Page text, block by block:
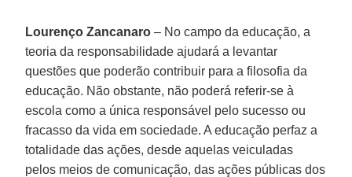
Lourenço Zancanaro – No campo da educação, a
teoria da responsabilidade ajudará a levantar
questões que poderão contribuir para a filosofia da
educação. Não obstante, não poderá referir-se à
escola como a única responsável pelo sucesso ou
fracasso da vida em sociedade. A educação perfaz a
totalidade das ações, desde aquelas veiculadas
pelos meios de comunicação, das ações públicas dos